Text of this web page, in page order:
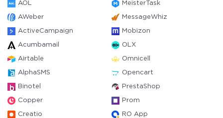
AOL MeisterTask
AWeber MessageWhiz
ActiveCampaign Mobizon
Acumbamail OLX
Airtable Omnicell
AlphaSMS Opencart
Binotel PrestaShop
Copper Prom
Creatio RO App